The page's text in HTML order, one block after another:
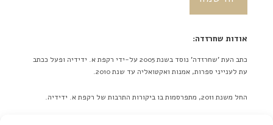
אודות שחרזדה:
כתב העת 'שחרזדה' נוסד בשנת 2005 על-ידי רקפת א. ידידיה ופעל ככתב
עת לענייני ספרות, אמנות ואקטואליה עד שנת 2010.
החל משנת 2011, מתפרסמות בו ביקורות התרבות של רקפת א. ידידיה.